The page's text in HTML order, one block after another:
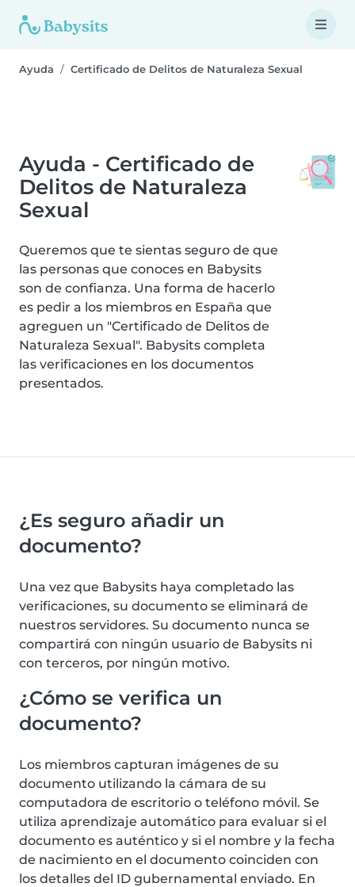
Ayuda Certificado de Delitos de Naturaleza Sexual
Ayuda - Certificado de
Delitos de Naturaleza
Sexual
Queremos que te sientas seguro de que
las personas que conoces en Babysits
son de confianza. Una forma de hacerlo
es pedir a los miembros en España que
agreguen un "Certificado de Delitos de
Naturaleza Sexual". Babysits completa
las verificaciones en los documentos
presentados.
¿Es seguro añadir un
documento?
Una vez que Babysits haya completado las
verificaciones, su documento se eliminará de
nuestros servidores. Su documento nunca se
compartirá con ningún usuario de Babysits ni
con terceros, por ningún motivo.
¿Cómo se verifica un
documento?
Los miembros capturan imágenes de su
documento utilizando la cámara de su
computadora de escritorio o teléfono móvil. Se
utiliza aprendizaje automático para evaluar si el
documento es auténtico y si el nombre y la fecha
de nacimiento en el documento coinciden con
los detalles del ID gubernamental enviado. En